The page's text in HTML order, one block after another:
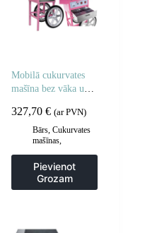
Mobilā cukurvates
mašīna bez vāka uz
327,70€ (ar PVN)
Bārs,Cukurvates
mašīnas,
Pievienot
Grozam